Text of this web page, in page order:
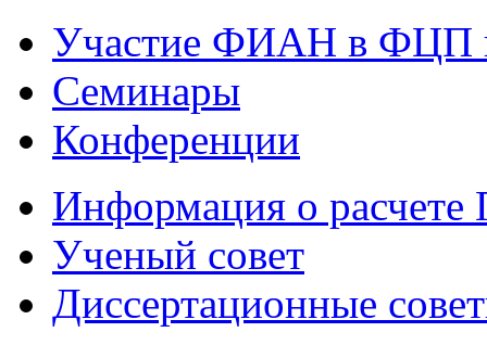
Участие ФИАН в ФЦП
Семинары
Конференции
Информация о
Ученый совет
Диссертационные